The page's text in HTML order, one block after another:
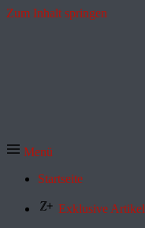
Zum Inhalt springen
Menü
Startseite
Exklusive Artikel